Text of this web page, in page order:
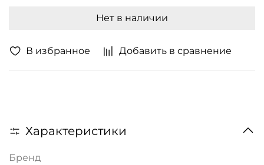
В избранное Добавить в сравнение
Нет в наличии
Характеристики
Бренд